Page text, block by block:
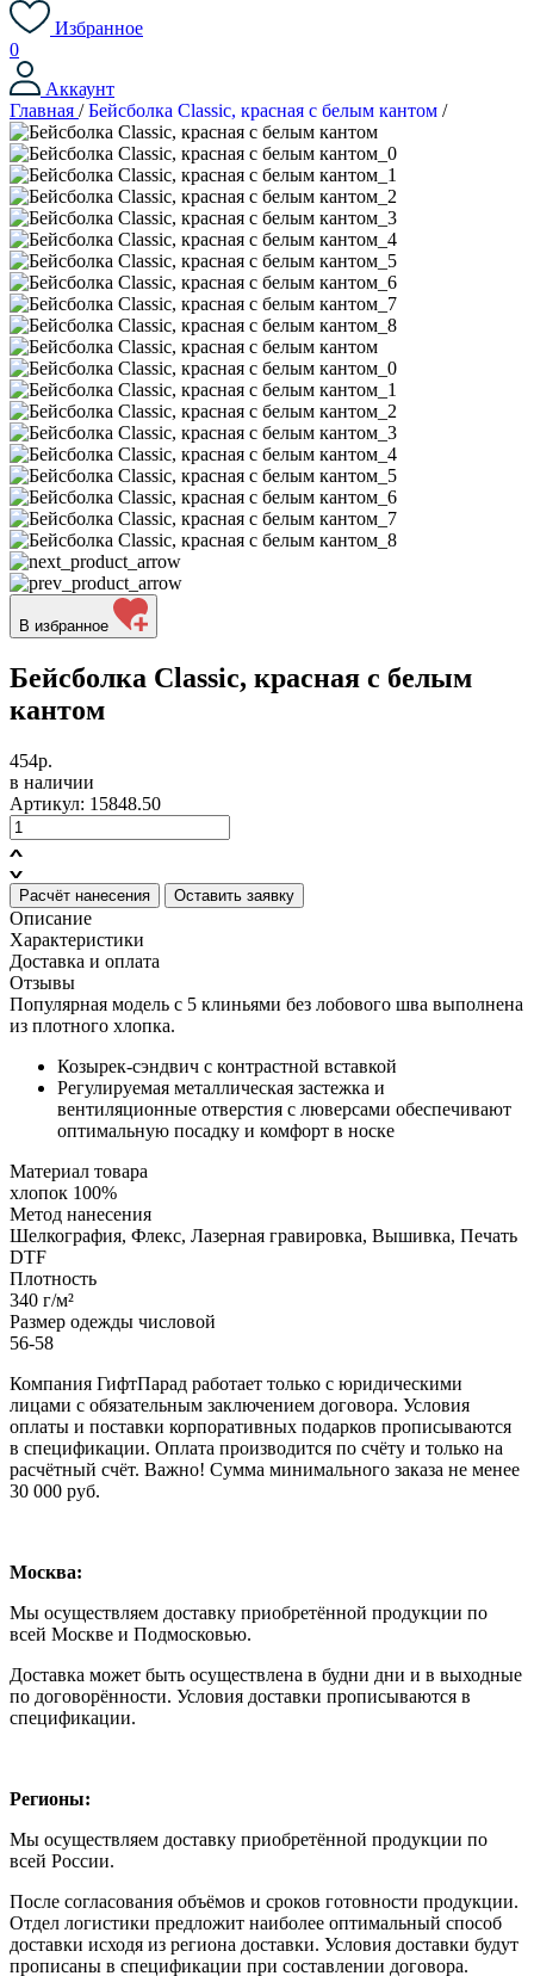
Избранное
0
Аккаунт
Главная / Бейсболка Classic, красная с белым кантом /
В избранное
Бейсболка Classic, красная с белым
кантом
454р.
в наличии
Артикул: 15848.50
Расчёт нанесения Оставить заявку
Описание
Характеристики
Доставка и оплата
Отзывы
Популярная модель с 5 клиньями без лобового шва выполнена
из плотного хлопка.
Козырек-сэндвич с контрастной вставкой
Регулируемая металлическая застежка и
вентиляционные отверстия с люверсами обеспечивают
оптимальную посадку и комфорт в носке
Материал товара
хлопок 100%
Метод нанесения
Шелкография, Флекс, Лазерная гравировка, Вышивка, Печать
DTF
Плотность
340 г/м²
Размер одежды числовой
56-58
Компания ГифтПарад работает только с юридическими
лицами с обязательным заключением договора. Условия
оплаты и поставки корпоративных подарков прописываются
в спецификации. Оплата производится по счёту и только на
расчётный счёт. Важно! Сумма минимального заказа не менее
30 000 руб.
Москва:
Мы осуществляем доставку приобретённой продукции по
всей Москве и Подмосковью.
Доставка может быть осуществлена в будни дни и в выходные
по договорённости. Условия доставки прописываются в
спецификации.
Регионы:
Мы осуществляем доставку приобретённой продукции по
всей России.
После согласования объёмов и сроков готовности продукции.
Отдел логистики предложит наиболее оптимальный способ
доставки исходя из региона доставки. Условия доставки будут
прописаны в спецификации при составлении договора.